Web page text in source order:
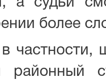
более
частности,
районный